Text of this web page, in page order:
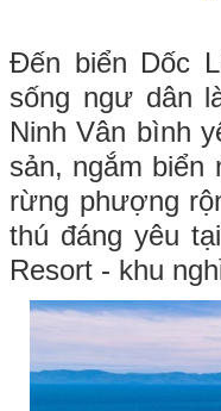
Đến biển Dốc
sống ngư dân
Ninh Vân bình
sản, ngắm biển
rừng phượng
thú đáng yêu
Resort - khu